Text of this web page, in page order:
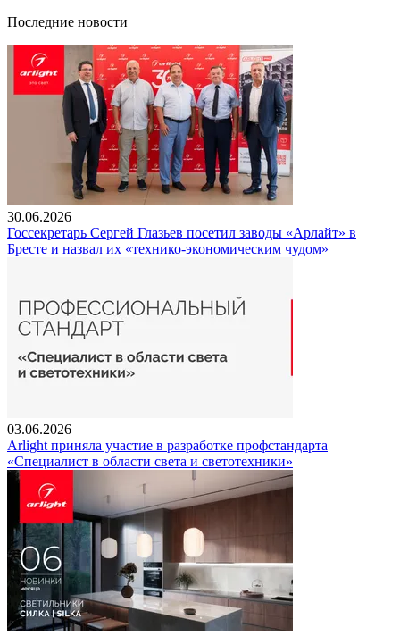
Последние новости
30.06.2026
Госсекретарь Сергей Глазьев посетил заводы «Арлайт» в
Бресте и назвал их «технико-экономическим чудом»
03.06.2026
Arlight приняла участие в разработке профстандарта
«Специалист в области света и светотехники»